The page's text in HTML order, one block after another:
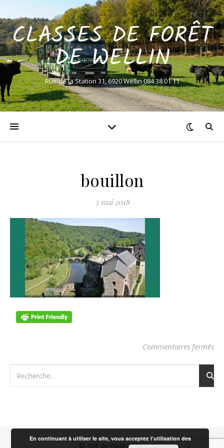
CLASSES DE FORÊT
DE WELLIN
Rue de la Station 31, 6920 Wellin 084 38 01 11
bouillon
3 mai 2018
Commentaires fermés
©, CDF de Wellin, 2026
En continuant à utiliser le site, vous acceptez l’utilisation des